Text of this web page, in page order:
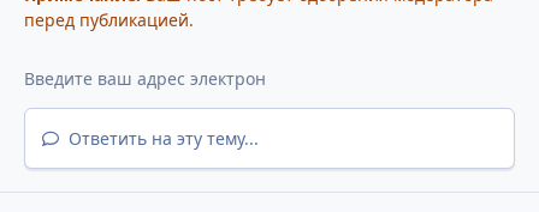
перед публикацией.
Ответить на эту тему...